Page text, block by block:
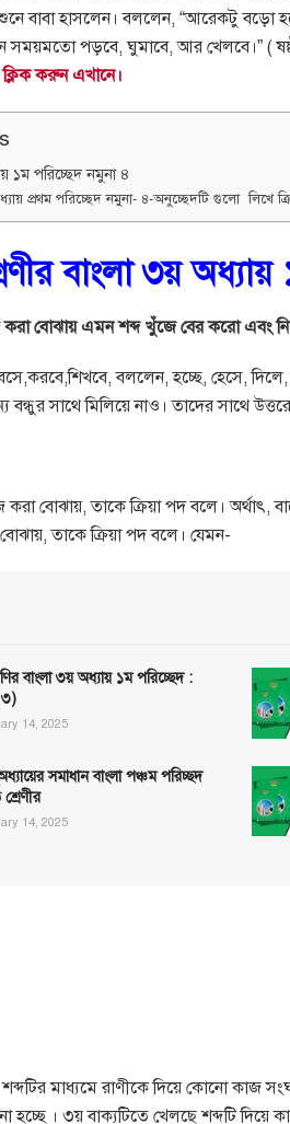
বাবা হাসলেন। বললেন, “আরেকটু বড়ো
পড়বে, ঘুমাবে, আর খেলবে।” ( ষষ্ঠ
করুন এখানে।
১ম পরিচ্ছেদ নমুনা ৪
প্রথম পরিচ্ছেদ নমুনা- ৪-অনুচ্ছেদটি গুলো লিখে
বাংলা ৩য়
বোঝায় এমন শব্দ খুঁজে বের করো এবং
বললেন, হচ্ছে, হেসে,
সাথে মিলিয়ে নাও। তাদের সাথে
বোঝায়, তাকে ক্রিয়া পদ বলে। অর্থাৎ,
তাকে ক্রিয়া পদ বলে। যেমন-
বাংলা ৩য় অধ্যায় ১ম পরিচ্ছেদ :
৩)
14, 2025
সমাধান বাংলা পঞ্চম পরিচ্ছদ
14, 2025
মাধ্যমে রাণীকে দিয়ে কোনো কাজ
হচ্ছে । ৩য় বাক্যটিতে খেলছে শব্দটি দিয়ে